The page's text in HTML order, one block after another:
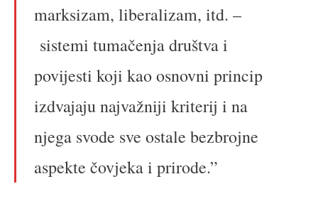
marksizam, liberalizam, itd. –
sistemi tumačenja društva i
povijesti koji kao osnovni princip
izdvajaju najvažniji kriterij i na
njega svode sve ostale bezbrojne
aspekte čovjeka i prirode.”